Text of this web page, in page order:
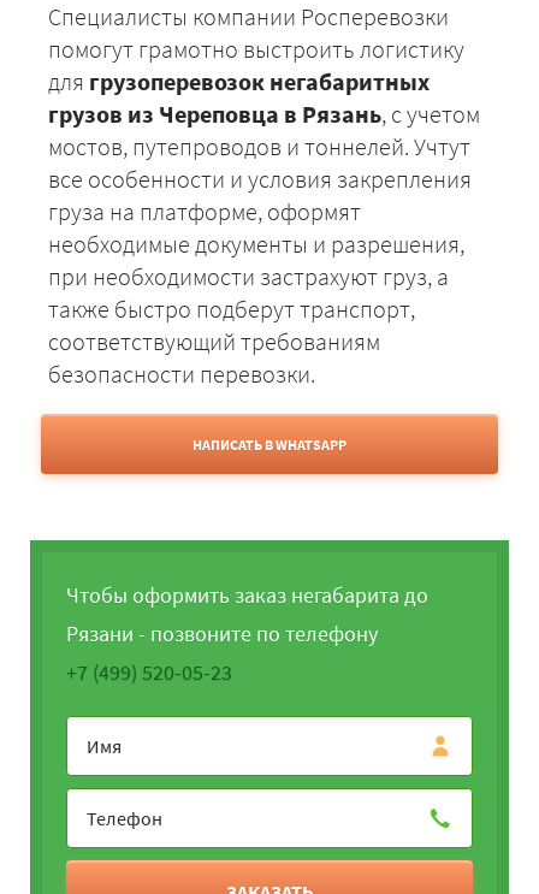
Специалисты компании Росперевозки
помогут грамотно выстроить логистику
для грузоперевозок негабаритных
грузов из Череповца в Рязань, с учетом
мостов, путепроводов и тоннелей. Учтут
все особенности и условия закрепления
груза на платформе, оформят
необходимые документы и разрешения,
при необходимости застрахуют груз, а
также быстро подберут транспорт,
соответствующий требованиям
безопасности перевозки.
НАПИСАТЬ В WHATSAPP
Чтобы оформить заказ негабарита до
Рязани - позвоните по телефону
+7 (499) 520-05-23